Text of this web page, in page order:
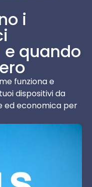
i
e quando
funziona e
dispositivi da
ed economica per